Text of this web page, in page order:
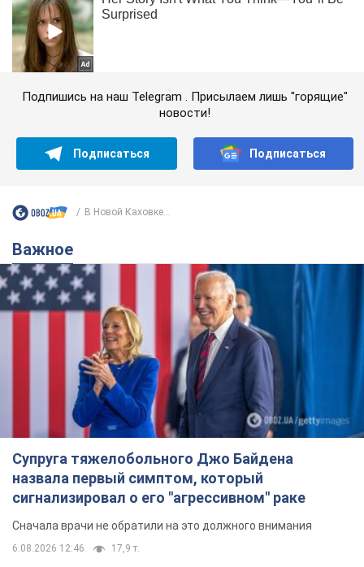
Подпишись на наш Telegram . Присылаем лишь "горящие"
новости!
Подписаться Подписаться
В Новой Каховке...
Важное
Супруга тяжелобольного Джо Байдена
назвала первый симптом, который
сигнализировал о его "агрессивном" раке
Сначала врачи не обратили на это должного внимания
6.08.2026 12:46 17,9 т.